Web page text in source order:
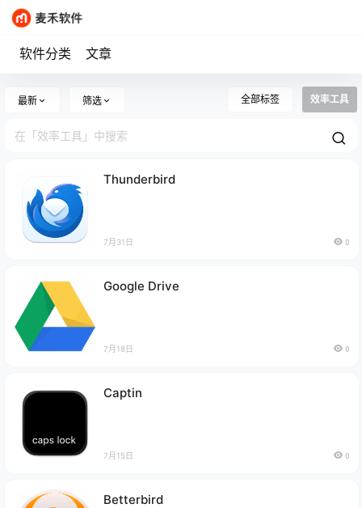
软件分类 文章
最新 筛选 全部标签 效率工具
Thunderbird
7月31日 0
Google Drive
7月18日 0
Captin
7月15日 0
Betterbird